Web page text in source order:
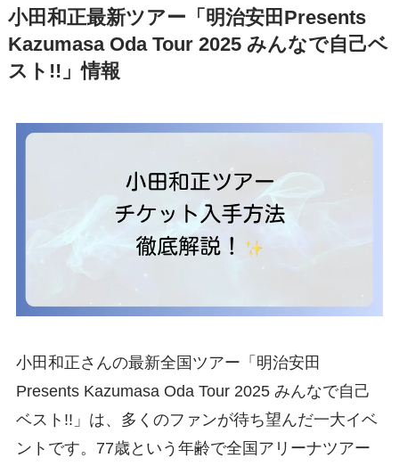
小田和正最新ツアー「明治安田Presents
Kazumasa Oda Tour 2025 みんなで自己ベ
スト!!」情報
小田和正さんの最新全国ツアー「明治安田
Presents Kazumasa Oda Tour 2025 みんなで自己
ベスト!!」は、多くのファンが待ち望んだ一大イベ
ントです。77歳という年齢で全国アリーナツアー